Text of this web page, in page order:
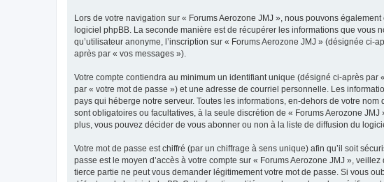
Lors de votre navigation sur « Forums Aerozone JMJ », nous pouvons
logiciel phpBB. La seconde manière est de récupérer les informations que
qu’utilisateur anonyme, l’inscription sur « Forums Aerozone JMJ » (désignée
après par « vos messages »).
Votre compte contiendra au minimum un identifiant unique (désigné ci-après
par « votre mot de passe ») et une adresse de courriel personnelle. Les
pays qui héberge notre serveur. Toutes les informations, en-dehors de votre
sont obligatoires ou facultatives, à la seule discrétion de « Forums Aerozone
plus, vous pouvez décider de vous abonner ou non à la liste de diffusion du
Votre mot de passe est chiffré (par un chiffrage à sens unique) afin qu’il soit
passe est le moyen d’accès à votre compte sur « Forums Aerozone JMJ »,
tierce partie ne peut vous demander légitimement votre mot de passe. Si vous